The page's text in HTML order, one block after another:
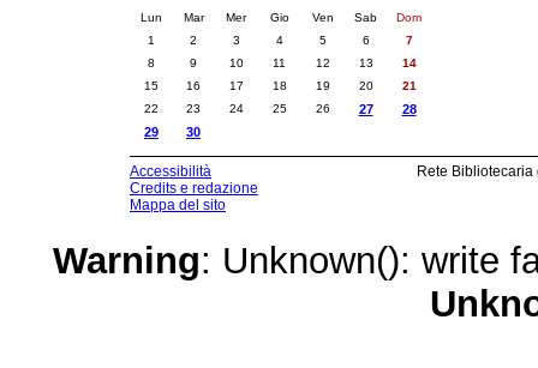
Lun Mar Mer Gio Ven Sab
Dom
1
2 3 4 5 6
7
8
9 10 11 12 13
14
15
16 17 18 19 20
21
22
23 24 25 26 27
28
29
30
Accessibilità
Credits e redazione
Mappa del sito
Rete
Warning: Unknown(): write